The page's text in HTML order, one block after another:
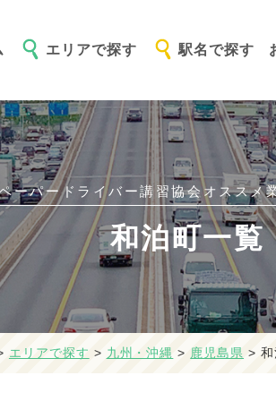
エリアで探す 駅名で探す
ーパードライバー講習協会オススメ
和泊町一覧
エリアで探す > 九州・沖縄 > 鹿児島県 >